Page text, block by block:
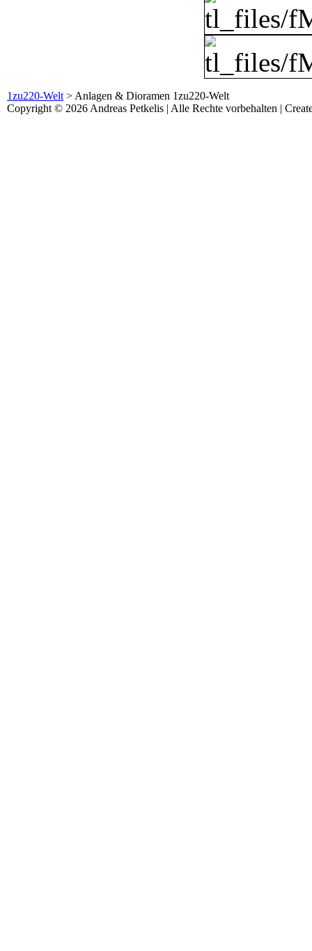
1zu220-Welt > Anlagen & Dioramen 1zu220-Welt
Copyright © 2026 Andreas Petkelis | Alle Rechte vorbehalten |